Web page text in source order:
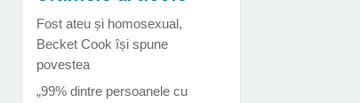
Fost ateu și homosexual,
Becket Cook își spune
povestea
„99% dintre persoanele cu